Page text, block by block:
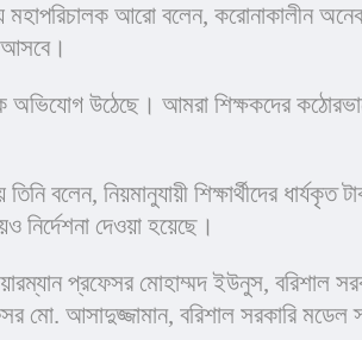
আরো বলেন, করোনাকালীন
উঠেছে। আমরা শিক্ষকদের
তিনি বলেন, নিয়মানুযায়ী শিক্ষার্থীদের
দেওয়া হয়েছে।
প্রফেসর মোহাম্মদ ইউনুস,
মো. আসাদুজ্জামান, বরিশাল সরকারি